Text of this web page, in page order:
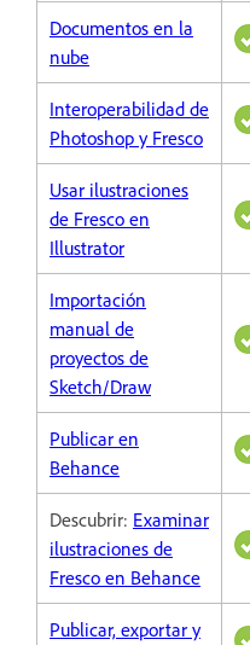
Documentos en la
nube
Interoperabilidad de
Photoshop y Fresco
Usar ilustraciones
de Fresco en
Illustrator
Importación
manual de
proyectos de
Sketch/Draw
Publicar en
Behance
Descubrir: Examinar
ilustraciones de
Fresco en Behance
Publicar, exportar y